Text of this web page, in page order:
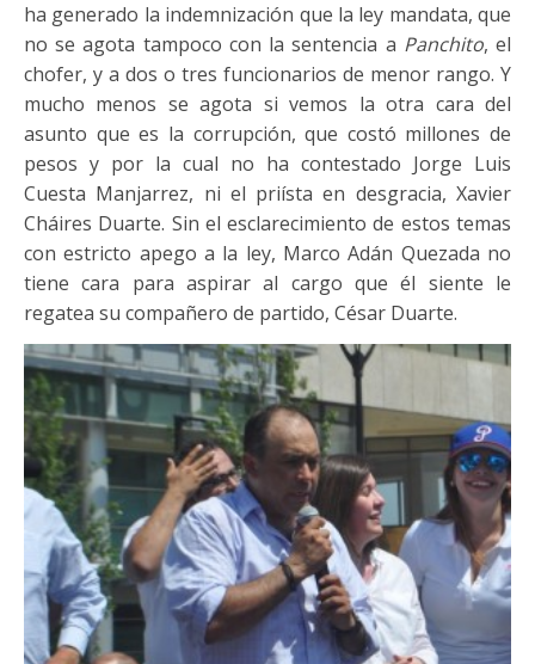
ha generado la indemnización que la ley mandata, que
no se agota tampoco con la sentencia a Panchito, el
chofer, y a dos o tres funcionarios de menor rango. Y
mucho menos se agota si vemos la otra cara del
asunto que es la corrupción, que costó millones de
pesos y por la cual no ha contestado Jorge Luis
Cuesta Manjarrez, ni el priísta en desgracia, Xavier
Cháires Duarte. Sin el esclarecimiento de estos temas
con estricto apego a la ley, Marco Adán Quezada no
tiene cara para aspirar al cargo que él siente le
regatea su compañero de partido, César Duarte.